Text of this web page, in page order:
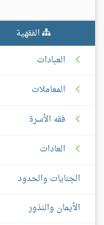
الفقهية
العبادات
المعاملات
فقه الأسرة
العادات
الجنايات والحدود
الأيمان والنذور